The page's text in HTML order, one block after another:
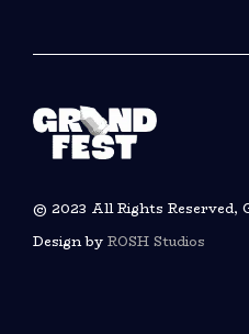
© 2023 All Rights Reserved,
Design by ROSH Studios